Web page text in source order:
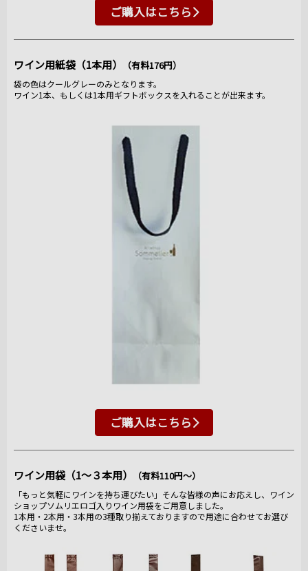
ご購入はこちら
ワイン用紙袋（1本用） （有料176円）
袋の色はクールグレーのみとなります。
ワイン1本、もしくは1本用ギフトボックスを入れることが出来ます。
ご購入はこちら
ワイン用袋（1～３本用） （有料110円～）
「もっと気軽にワインを持ち運びたい」そんな皆様の声にお応えし、ワイン
ショップソムリエロゴ入りワイン用袋をご用意しました。
1本用・2本用・3本用の3種取り揃えておりますので用途に合わせてお選び
くださいませ。